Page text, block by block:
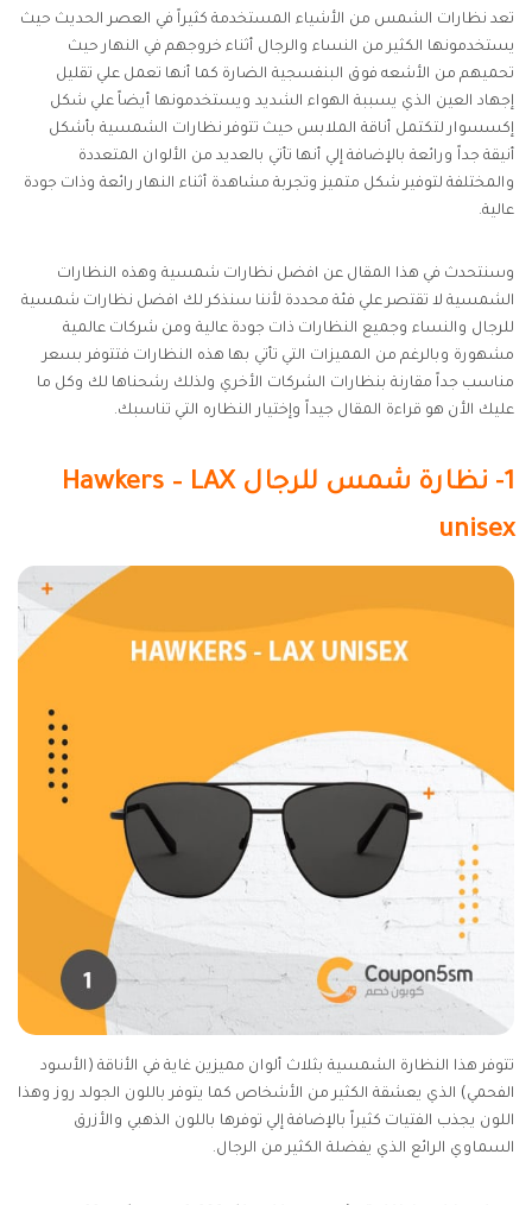
تعد نظارات الشمس من الأشياء المستخدمة كثيراً في العصر الحديث حيث
يستخدمونها الكثير من النساء والرجال أثناء خروجهم في النهار حيث
تحميهم من الأشعه فوق البنفسجية الضارة كما أنها تعمل علي تقليل
إجهاد العين الذي يسببة الهواء الشديد ويستخدمونها أيضاً علي شكل
إكسسوار لتكتمل أناقة الملابس حيث تتوفر نظارات الشمسية بأشكل
أنيقة جداً ورائعة بالإضافة إلي أنها تأتي بالعديد من الألوان المتعددة
والمختلفة لتوفير شكل متميز وتجربة مشاهدة أثناء النهار رائعة وذات جودة
عالية.
وسنتحدث في هذا المقال عن افضل نظارات شمسية وهذه النظارات
الشمسية لا تقتصر علي فئة محددة لأننا سنذكر لك افضل نظارات شمسية
للرجال والنساء وجميع النظارات ذات جودة عالية ومن شركات عالمية
مشهورة وبالرغم من المميزات التي تأتي بها هذه النظارات فتتوفر بسعر
مناسب جداً مقارنة بنظارات الشركات الأخري ولذلك رشحناها لك وكل ما
عليك الأن هو قراءة المقال جيداً وإختيار النظاره التي تناسبك.
1- نظارة شمس للرجال
Hawkers – LAX
unisex
تتوفر هذا النظارة الشمسية بثلاث ألوان مميزين غاية في الأناقة (الأسود
الفحمي) الذي يعشقة الكثير من الأشخاص كما يتوفر باللون الجولد روز وهذا
اللون يجذب الفتيات كثيراً بالإضافة إلي توفرها باللون الذهبي والأزرق
السماوي الرائع الذي يفضلة الكثير من الرجال.